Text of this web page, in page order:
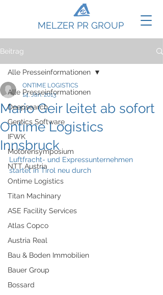
MELZER PR GROUP
Beitrag
Alle Presseinformationen
Deepsearch
Gentics Software
IFWK
Motorensymposium
NTT Austria
Ontime Logistics
Titan Machinary
ASE Facility Services
Atlas Copco
Austria Real
Bau & Boden Immobilien
Bauer Group
Bossard
Alle Presseinformationen
Mario Geir leitet ab sofort
Ontime Logistics
Innsbruck
ONTIME LOGISTICS
14. Jan. 2013
Luftfracht- und Expressunternehmen
startet in Tirol neu durch